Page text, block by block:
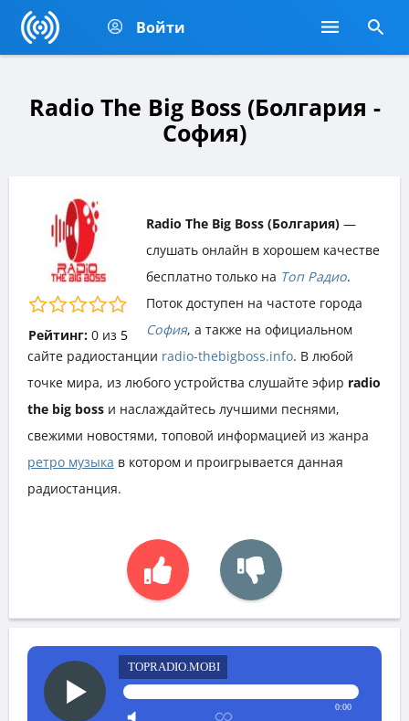
Войти
Radio The Big Boss (Болгария -
София)
Рейтинг: 0из 5
Radio The Big Boss (Болгария) —
слушать онлайн в хорошем качестве
бесплатно только на Топ Радио.
Поток доступен на частоте города
София, а также на официальном
сайте радиостанции radio-thebigboss.info. В любой
точке мира, из любого устройства слушайте эфир radio
the big boss и наслаждайтесь лучшими песнями,
свежими новостями, топовой информацией из жанра
ретро музыка в котором и проигрывается данная
радиостанция.
TOPRADIO.MOBI
0:00